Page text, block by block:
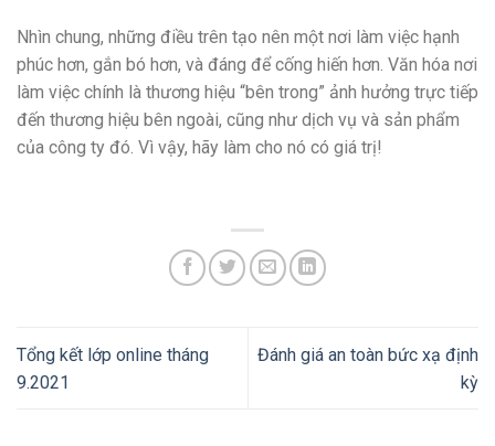
Nhìn chung, những điều trên tạo nên một nơi làm việc hạnh
phúc hơn, gắn bó hơn, và đáng để cống hiến hơn. Văn hóa nơi
làm việc chính là thương hiệu “bên trong” ảnh hưởng trực tiếp
đến thương hiệu bên ngoài, cũng như dịch vụ và sản phẩm
của công ty đó. Vì vậy, hãy làm cho nó có giá trị!
Tổng kết lớp online tháng
9.2021
Đánh giá an toàn bức xạ định
kỳ